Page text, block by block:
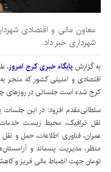
معاون مالی و اقتصادی
شهرداری خبر داد.
به گزارش پایگاه خبری کرج امروز،
اقتصادی و امنیتی کشور که منجر
کرج شده است جلساتی در روزهای
سلطانی‌مقدم افزود: در این
نقل ترافیک، محیط زیست خدمات
عمران، فناوری اطلاعات، حمل و
تومان جهت انضباط مالی فریز و